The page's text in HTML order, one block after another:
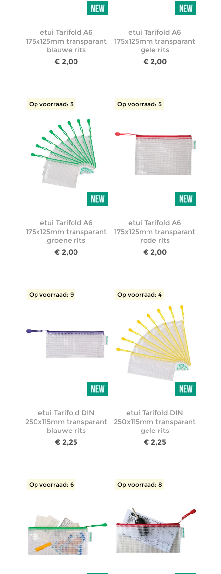
etui Tarifold A6
175x125mm transparant
blauwe rits
€ 2,00
etui Tarifold A6
175x125mm transparant
gele rits
€ 2,00
Op voorraad: 3
etui Tarifold A6
175x125mm transparant
groene rits
€ 2,00
Op voorraad: 5
etui Tarifold A6
175x125mm transparant
rode rits
€ 2,00
Op voorraad: 9
etui Tarifold DIN
250x115mm transparant
blauwe rits
€ 2,25
Op voorraad: 4
etui Tarifold DIN
250x115mm transparant
gele rits
€ 2,25
Op voorraad: 6 Op voorraad: 8